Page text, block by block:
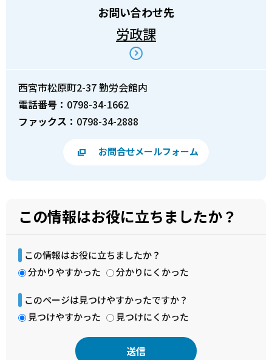
お問い合わせ先
労政課
西宮市松原町2-37 勤労会館内
電話番号： 0798-34-1662
ファックス： 0798-34-2888
お問合せメールフォーム
この情報はお役に立ちましたか？
この情報はお役に立ちましたか？
分かりやすかった
分かりにくかった
このページは見つけやすかったですか？
見つけやすかった
見つけにくかった